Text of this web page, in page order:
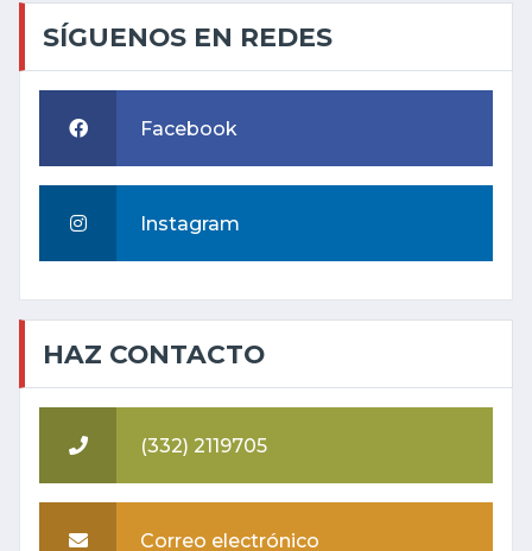
SÍGUENOS EN REDES
Facebook
Instagram
HAZ CONTACTO
(332) 2119705
Correo electrónico